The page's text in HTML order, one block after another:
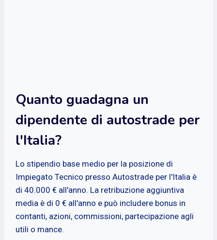
Quanto guadagna un
dipendente di autostrade per
l'Italia?
Lo stipendio base medio per la posizione di
Impiegato Tecnico presso Autostrade per l'Italia è
di 40.000 € all'anno. La retribuzione aggiuntiva
media è di 0 € all'anno e può includere bonus in
contanti, azioni, commissioni, partecipazione agli
utili o mance.